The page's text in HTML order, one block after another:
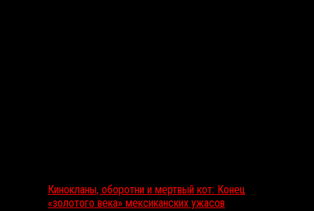
Кинокланы, оборотни и мертвый кот: Конец
«золотого века» мексиканских ужасов